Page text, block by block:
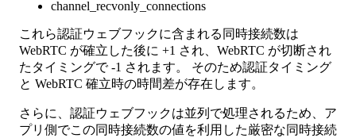
channel_recvonly_connections
これら認証ウェブフックに含まれる同時接続数は
WebRTC が確立した後に +1 され、WebRTC が切断され
たタイミングで -1 されます。 そのため認証タイミング
と WebRTC 確立時の時間差が存在します。
さらに、認証ウェブフックは並列で処理されるため、ア
プリ側でこの同時接続数の値を利用した厳密な同時接続